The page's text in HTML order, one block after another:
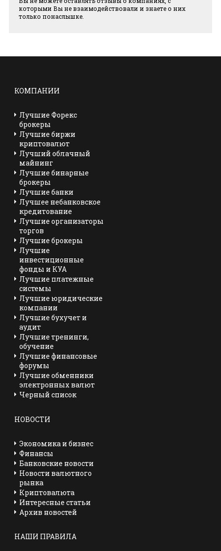
которыми Вы не взаимодействовали и знаете о них
только понаслышке.
КОМПАНИИ
Лучшие Форекс
брокеры
Лучшие биржи
криптовалют
Лучший облачный
майнинг
Лучшие бинарные
брокеры
Лучшие банки
Лучшее небанковское
кредитование
Лучшие организаторы
торгов
Лучшие брокеры
Лучшие
инвестиционные
фонды и КУА
Лучшие платежные
системы
Лучшие юридические
компании
Лучшие бухучет и
аудит
Лучшие тренинги,
обучение
Лучшие финансовые
форумы
Лучшие обменники
электронных валют
Черный список
НОВОСТИ
Экономика и бизнес
Финансы
Банковские новости
Новости валютного
рынка
Криптовалюта
Интересные статьи
Архив новостей
НАШИ ПРАВИЛА